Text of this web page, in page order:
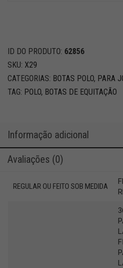
ID DO PRODUTO: 62856
SKU: X29
CATEGORIAS: BOTAS POLO, PARA
TAG: POLO, BOTAS DE EQUITAÇÃO
Informação adicional
Avaliações (0)
REGULAR OU FEITO SOB MEDIDA